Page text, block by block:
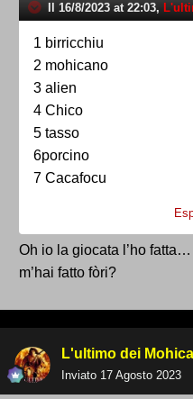
Il 16/8/2023 at 22:03,
1 birricchiu
2 mohicano
3 alien
4 Chico
5 tasso
6porcino
7 Cacafocu
10 bellimbusto
11 buttjetta
Se arriviamo a 40
non fate i timidi.
Oh io la giocata l’ho
m’hai fatto fòri?
L'ultimo dei
Inviato 17 Agosto 2023